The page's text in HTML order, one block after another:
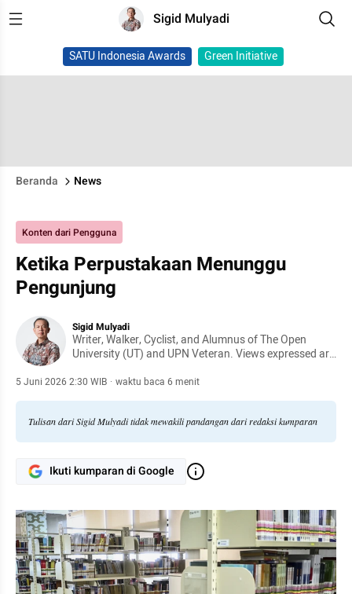
Sigid Mulyadi
SATU Indonesia Awards Green Initiative
Beranda News
Konten dari Pengguna
Ketika Perpustakaan Menunggu
Pengunjung
Sigid Mulyadi
Writer, Walker, Cyclist, and Alumnus of The Open
University (UT) and UPN Veteran. Views expressed are
5 Juni 2026 2:30 WIB · waktu baca 6 menit
Tulisan dari Sigid Mulyadi tidak mewakili pandangan dari redaksi kumparan
Ikuti kumparan di Google